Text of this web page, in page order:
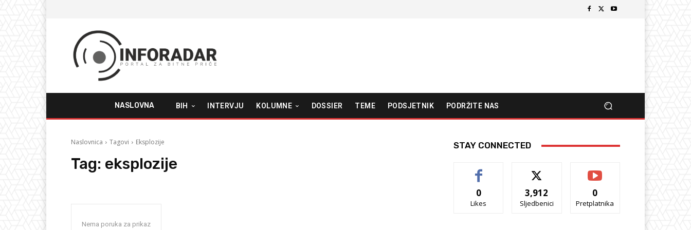
NASLOVNA BIH INTERVJU KOLUMNE DOSSIER TEME PODSJETNIK PODRŽITE NAS
Naslovnica Tagovi Eksplozije
Tag: eksplozije
Nema poruka za prikaz
STAY CONNECTED
0
Likes
3,912
Sljedbenici
0
Pretplatnika